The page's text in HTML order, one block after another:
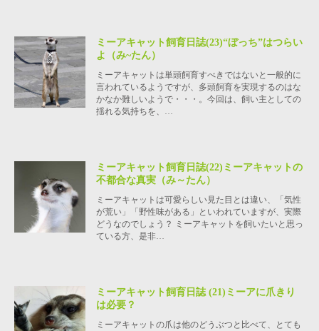
ミーアキャット飼育日誌(23)“ぼっち”はつらい
よ（み~たん）
ミーアキャットは単頭飼育すべきではないと一般的に
言われているようですが、多頭飼育を実現するのはな
かなか難しいようで・・・。今回は、飼い主としての
揺れる気持ちを、…
ミーアキャット飼育日誌(22)ミーアキャットの
不都合な真実（み～たん）
ミーアキャットは可愛らしい見た目とは違い、「気性
が荒い」「野性味がある」といわれていますが、実際
どうなのでしょう？ ミーアキャットを飼いたいと思っ
ている方、是非…
ミーアキャット飼育日誌 (21)ミーアに爪きり
は必要？
ミーアキャットの爪は他のどうぶつと比べて、とても